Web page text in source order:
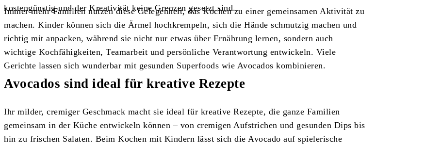
kostengünstig und der Kreativität keine Grenzen gesetzt sind.
Immer mehr Familien nutzen diese Gelegenheit, das Kochen zu einer gemeinsamen Aktivität zu
machen. Kinder können sich die Ärmel hochkrempeln, sich die Hände schmutzig machen und
richtig mit anpacken, während sie nicht nur etwas über Ernährung lernen, sondern auch
wichtige Kochfähigkeiten, Teamarbeit und persönliche Verantwortung entwickeln. Viele
Gerichte lassen sich wunderbar mit gesunden Superfoods wie Avocados kombinieren.
Avocados sind ideal für kreative Rezepte
Ihr milder, cremiger Geschmack macht sie ideal für kreative Rezepte, die ganze Familien
gemeinsam in der Küche entwickeln können – von cremigen Aufstrichen und gesunden Dips bis
hin zu frischen Salaten. Beim Kochen mit Kindern lässt sich die Avocado auf spielerische